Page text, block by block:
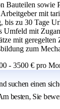
Bauteilen sowie
mit
bis zu 30 Tage
Umfeld mit
mit
zum
- 3500 € pro
suchen einen
besten, Sie